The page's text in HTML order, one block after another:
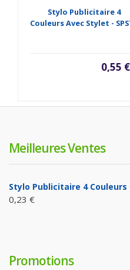
Stylo Publicitaire 4
Couleurs Avec Stylet -
0,55 €
Meilleures Ventes
Stylo Publicitaire 4 Couleurs
0,23 €
Promotions